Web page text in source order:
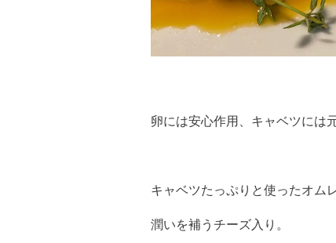
卵には安心作用、キャベツには
キャベツたっぷりと使ったオム
潤いを補うチーズ入り。